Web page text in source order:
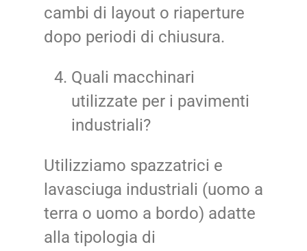
cambi di layout o riaperture
dopo periodi di chiusura.
Quali macchinari
utilizzate per i pavimenti
industriali?
Utilizziamo spazzatrici e
lavasciuga industriali (uomo a
terra o uomo a bordo) adatte
alla tipologia di